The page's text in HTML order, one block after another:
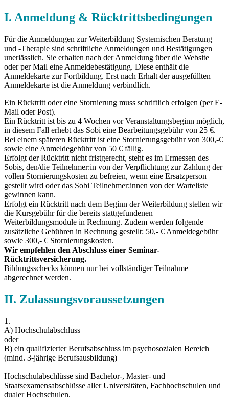
I. Anmeldung & Rücktrittsbedingungen
Für die Anmeldungen zur Weiterbildung Systemischen Beratung
und -Therapie sind schriftliche Anmeldungen und Bestätigungen
unerlässlich. Sie erhalten nach der Anmeldung über die Website
oder per Mail eine Anmeldebestätigung. Diese enthält die
Anmeldekarte zur Fortbildung. Erst nach Erhalt der ausgefüllten
Anmeldekarte ist die Anmeldung verbindlich.
Ein Rücktritt oder eine Stornierung muss schriftlich erfolgen (per E-
Mail oder Post).
Ein Rücktritt ist bis zu 4 Wochen vor Veranstaltungsbeginn möglich,
in diesem Fall erhebt das Sobi eine Bearbeitungsgebühr von 25 €.
Bei einem späteren Rücktritt ist eine Stornierungsgebühr von 300,-€
sowie eine Anmeldegebühr von 50 € fällig.
Erfolgt der Rücktritt nicht fristgerecht, steht es im Ermessen des
Sobis, den/die Teilnehmer:in von der Verpflichtung zur Zahlung der
vollen Stornierungskosten zu befreien, wenn eine Ersatzperson
gestellt wird oder das Sobi Teilnehmer:innen von der Warteliste
gewinnen kann.
Erfolgt ein Rücktritt nach dem Beginn der Weiterbildung stellen wir
die Kursgebühr für die bereits stattgefundenen
Weiterbildungsmodule in Rechnung. Zudem werden folgende
zusätzliche Gebühren in Rechnung gestellt: 50,- € Anmeldegebühr
sowie 300,- € Stornierungskosten.
Wir empfehlen den Abschluss einer Seminar-
Rücktrittsversicherung.
Bildungsschecks können nur bei vollständiger Teilnahme
abgerechnet werden.
II. Zulassungsvoraussetzungen
1.
A) Hochschulabschluss
oder
B) ein qualifizierter Berufsabschluss im psychosozialen Bereich
(mind. 3-jährige Berufsausbildung)
Hochschulabschlüsse sind Bachelor-, Master- und
Staatsexamensabschlüsse aller Universitäten, Fachhochschulen und
dualer Hochschulen.